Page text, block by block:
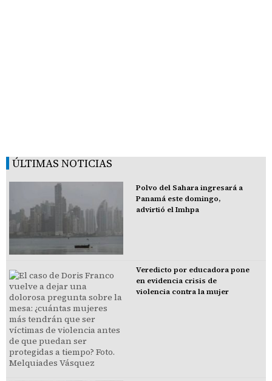
ÚLTIMAS NOTICIAS
Polvo del Sahara ingresará a
Panamá este domingo,
advirtió el Imhpa
Veredicto por educadora pone
en evidencia crisis de
violencia contra la mujer